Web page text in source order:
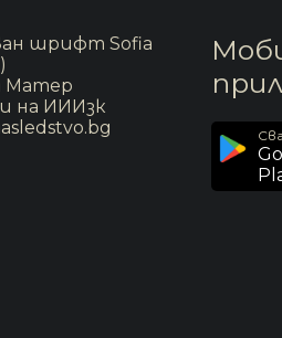
шрифт Sofia
Матер
на ИИИзк